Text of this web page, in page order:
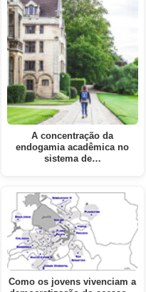
A concentração da
endogamia acadêmica no
sistema de…
Como os jovens vivenciam a